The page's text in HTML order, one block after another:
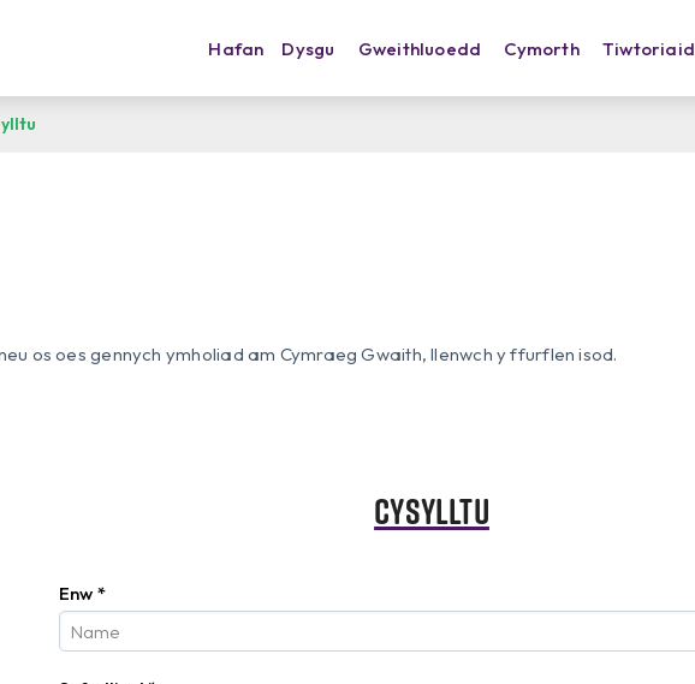
Hafan Dysgu Gweithluoedd Cymorth Tiwtoriaid
os oes gennych ymholiad am Cymraeg Gwaith, llenwch y ffurflen isod.
Cysylltu
Enw *